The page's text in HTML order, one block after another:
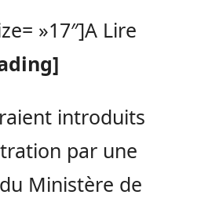
»17″]A Lire
introduits
par une
Ministère de